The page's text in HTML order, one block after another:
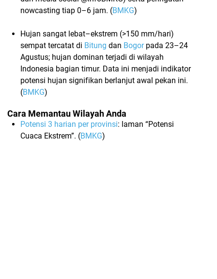
nowcasting tiap 0–6 jam. (BMKG)
Hujan sangat lebat–ekstrem (>150 mm/hari)
sempat tercatat di Bitung dan Bogorpada 23–24
Agustus; hujan dominan terjadi di wilayah
Indonesia bagian timur. Data ini menjadi indikator
potensi hujan signifikan berlanjut awal pekan ini.
(BMKG)
Cara Memantau Wilayah Anda
Potensi 3 harian per provinsi: laman “Potensi
Cuaca Ekstrem”. (BMKG)